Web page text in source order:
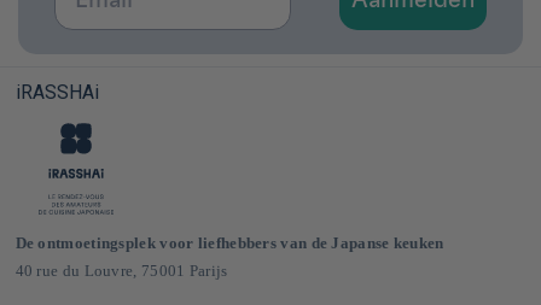
iRASSHAi
De ontmoetingsplek voor liefhebbers van de Japanse keuken
40 rue du Louvre, 75001 Parijs